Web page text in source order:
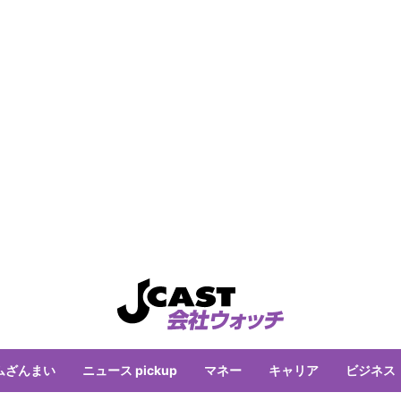
ざんまい ニュース pickup マネー キャリア ビジネス